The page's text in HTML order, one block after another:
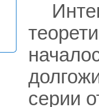
серии